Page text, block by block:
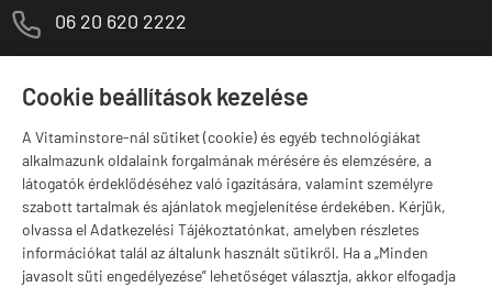
Cookie beállítások kezelése
A Vitaminstore-nál sütiket (cookie) és egyéb technológiákat
alkalmazunk oldalaink forgalmának mérésére és elemzésére, a
látogatók érdeklődéséhez való igazítására, valamint személyre
szabott tartalmak és ajánlatok megjelenítése érdekében. Kérjük,
olvassa el Adatkezelési Tájékoztatónkat, amelyben részletes
információkat talál az általunk használt sütikről. Ha a „Minden
javasolt süti engedélyezése” lehetőséget választja, akkor elfogadja
M 06 20 620 2222
Szugló u. 83-85.
Márkák
Valuta választás